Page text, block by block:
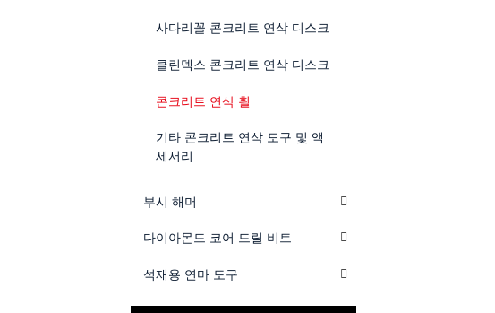
사다리꼴 콘크리트 연삭 디스크
클린덱스 콘크리트 연삭 디스크
콘크리트 연삭 휠
기타 콘크리트 연삭 도구 및 액
세서리
부시 해머
다이아몬드 코어 드릴 비트
석재용 연마 도구